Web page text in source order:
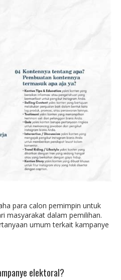
para calon pemimpin untuk
masyarakat dalam pemilihan.
umum terkait kampanye
elektoral?